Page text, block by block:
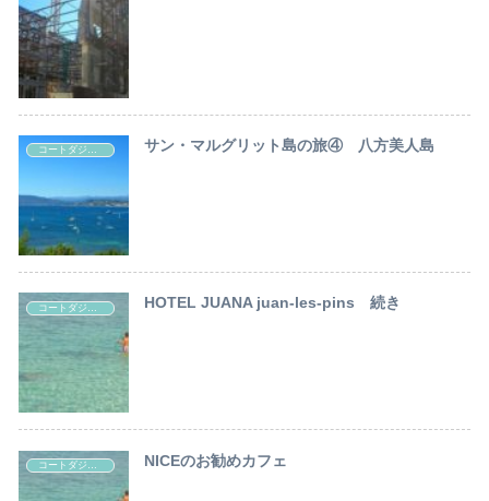
コートダジュール観光情報 サン・マルグリット島の旅④ 八方美人島
HOTEL JUANA juan-les-pins 続き
NICEのお勧めカフェ